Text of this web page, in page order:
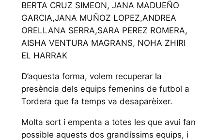
BERTA CRUZ SIMEON, JANA MADUEÑO
GARCIA,JANA MUÑOZ LOPEZ,ANDREA
ORELLANA SERRA,SARA PEREZ ROMERA,
AISHA VENTURA MAGRANS, NOHA ZHIRI
EL HARRAK
D’aquesta forma, volem recuperar la
presència dels equips femenins de futbol a
Tordera que fa temps va desaparèixer.
Molta sort i empenta a totes les que avui fan
possible aquests dos grandíssims equips, i